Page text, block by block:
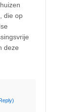
die op
deze